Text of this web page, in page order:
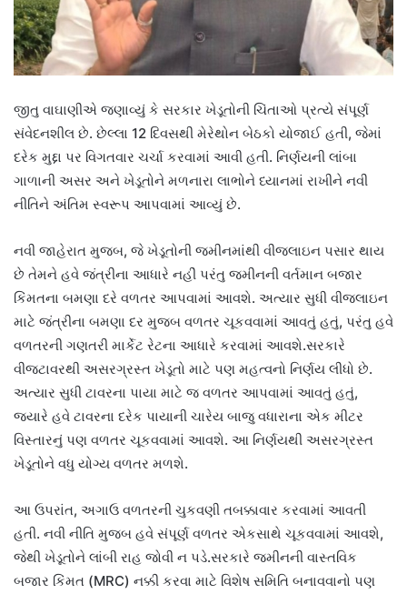
જીતુ વાઘાણીએ જણાવ્યું કે સરકાર ખેડૂતોની ચિંતાઓ પ્રત્યે સંપૂર્ણ
સંવેદનશીલ છે. છેલ્લા 12 દિવસથી મેરેથોન બેઠકો યોજાઈ હતી, જેમાં
દરેક મુદ્દા પર વિગતવાર ચર્ચા કરવામાં આવી હતી. નિર્ણયની લાંબા
ગાળાની અસર અને ખેડૂતોને મળનારા લાભોને ધ્યાનમાં રાખીને નવી
નીતિને અંતિમ સ્વરૂપ આપવામાં આવ્યું છે.
નવી જાહેરાત મુજબ, જે ખેડૂતોની જમીનમાંથી વીજલાઇન પસાર થાય
છે તેમને હવે જંત્રીના આધારે નહીં પરંતુ જમીનની વર્તમાન બજાર
કિંમતના બમણા દરે વળતર આપવામાં આવશે. અત્યાર સુધી વીજલાઇન
માટે જંત્રીના બમણા દર મુજબ વળતર ચૂકવવામાં આવતું હતું, પરંતુ હવે
વળતરની ગણતરી માર્કેટ રેટના આધારે કરવામાં આવશે.સરકારે
વીજટાવરથી અસરગ્રસ્ત ખેડૂતો માટે પણ મહત્વનો નિર્ણય લીધો છે.
અત્યાર સુધી ટાવરના પાયા માટે જ વળતર આપવામાં આવતું હતું,
જ્યારે હવે ટાવરના દરેક પાયાની ચારેય બાજુ વધારાના એક મીટર
વિસ્તારનું પણ વળતર ચૂકવવામાં આવશે. આ નિર્ણયથી અસરગ્રસ્ત
ખેડૂતોને વધુ યોગ્ય વળતર મળશે.
આ ઉપરાંત, અગાઉ વળતરની ચુકવણી તબક્કાવાર કરવામાં આવતી
હતી. નવી નીતિ મુજબ હવે સંપૂર્ણ વળતર એકસાથે ચૂકવવામાં આવશે,
જેથી ખેડૂતોને લાંબી રાહ જોવી ન પડે.સરકારે જમીનની વાસ્તવિક
બજાર કિંમત (MRC) નક્કી કરવા માટે વિશેષ સમિતિ બનાવવાનો પણ